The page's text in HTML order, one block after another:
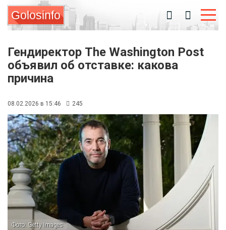
Golosinfo
Гендиректор The Washington Post
объявил об отставке: какова
причина
08.02.2026 в 15:46 245
Фото: Getty Images